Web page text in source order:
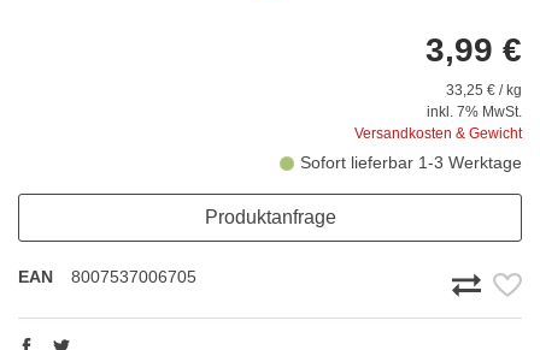
3,99 €
33,25 € / kg
inkl. 7% MwSt.
Versandkosten & Gewicht
Sofort lieferbar 1-3 Werktage
Produktanfrage
EAN 8007537006705